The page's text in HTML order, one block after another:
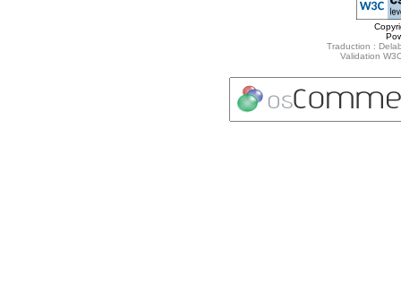
Traduction :
Validation